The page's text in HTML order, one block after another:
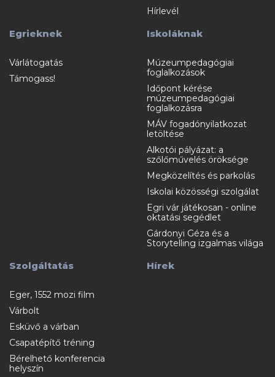
Hírlevél
Egrieknek
Várlátogatás
Támogass!
Iskoláknak
Múzeumpedagógiai
foglalkozások
Időpont kérése
múzeumpedagógiai
foglalkozásra
MÁV fogadónyilatkozat
letöltése
Alkotói pályázat: a
szőlőművelés öröksége
Megközelítés és parkolás
Iskolai közösségi szolgálat
Egri vár játékosan - online
oktatási segédlet
Gárdonyi Géza és a
Storytelling izgalmas világa
Szolgáltatás
Eger, 1552 mozi film
Várbolt
Esküvő a várban
Csapatépítő tréning
Bérelhető konferencia
helyszín
Hírek